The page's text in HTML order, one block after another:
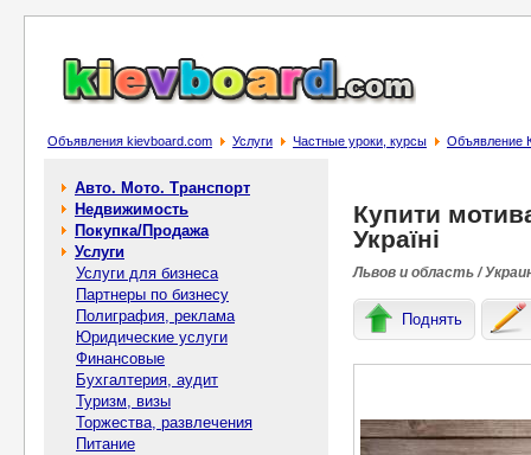
Объявления kievboard.com Услуги Частные уроки, курсы Объявление
Авто. Мото. Транспорт
Недвижимость
Покупка/Продажа
Услуги
Услуги для бизнеса
Партнеры по бизнесу
Полиграфия, реклама
Юридические услуги
Финансовые
Бухгалтерия, аудит
Туризм, визы
Торжества, развлечения
Питание
Купити
Україні
Львов и область /
Поднять